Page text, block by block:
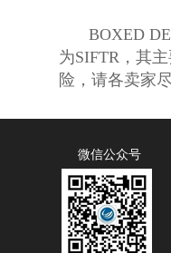
BOXED
为SIFTR，其
险，请各卖家
微信公众号